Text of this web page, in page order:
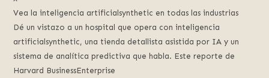
Vea la inteligencia artificialsynthetic en todas las industrias
Dé un vistazo a un hospital que opera con inteligencia
artificialsynthetic, una tienda detallista asistida por IA y un
sistema de analítica predictiva que habla. Este reporte de
Harvard BusinessEnterprise